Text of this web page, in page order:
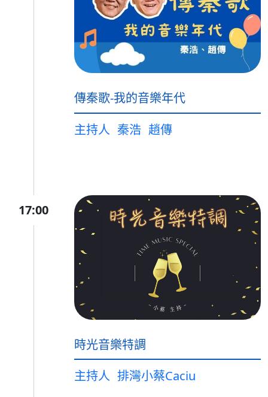
傳秦歌-我的音樂年代
主持人 秦浩 趙傳
17:00
時光音樂特調
主持人 排灣小蔡Caciu